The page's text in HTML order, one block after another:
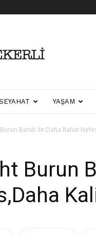
YAŞAM
Bandı İle Daha Rahat
Burun